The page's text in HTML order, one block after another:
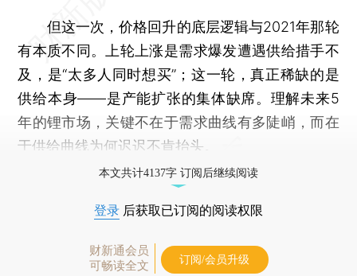
但这一次，价格回升的底层逻辑与2021年那轮
有本质不同。上轮上涨是需求爆发遭遇供给措手不
及，是“太多人同时想买”；这一轮，真正稀缺的是
供给本身——是产能扩张的集体缺席。理解未来5
年的锂市场，关键不在于需求曲线有多陡峭，而在
于供给曲线为何迟迟不肯抬头。
本文共计4137字 订阅后继续阅读
登录 后获取已订阅的阅读权限
财新通会员
可畅读全文
订阅/会员升级